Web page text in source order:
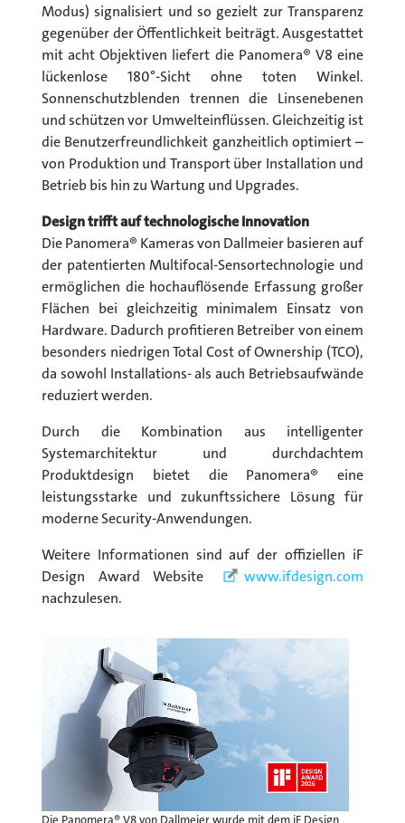
Modus) signalisiert und so gezielt zur Transparenz
gegenüber der Öffentlichkeit beiträgt. Ausgestattet
mit acht Objektiven liefert die Panomera® V8 eine
lückenlose 180°-Sicht ohne toten Winkel.
Sonnenschutzblenden trennen die Linsenebenen
und schützen vor Umwelteinflüssen. Gleichzeitig ist
die Benutzerfreundlichkeit ganzheitlich optimiert –
von Produktion und Transport über Installation und
Betrieb bis hin zu Wartung und Upgrades.
Design trifft auf technologische Innovation
Die Panomera® Kameras von Dallmeier basieren auf
der patentierten Multifocal-Sensortechnologie und
ermöglichen die hochauflösende Erfassung großer
Flächen bei gleichzeitig minimalem Einsatz von
Hardware. Dadurch profitieren Betreiber von einem
besonders niedrigen Total Cost of Ownership (TCO),
da sowohl Installations- als auch Betriebsaufwände
reduziert werden.
Durch die Kombination aus intelligenter
Systemarchitektur und durchdachtem
Produktdesign bietet die Panomera® eine
leistungsstarke und zukunftssichere Lösung für
moderne Security-Anwendungen.
Weitere Informationen sind auf der offiziellen iF
Design Award Website
www.ifdesign.com
nachzulesen.
Die Panomera® V8 von Dallmeier wurde mit dem iF Design